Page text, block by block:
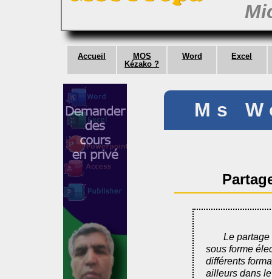
Accueil
MOS
Kézako ?
Word Excel
Ms
Le
sous forme
différents
ailleurs dans